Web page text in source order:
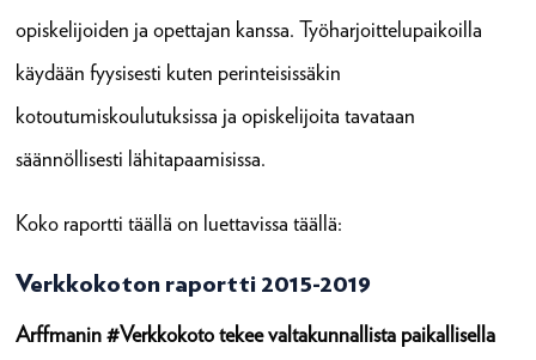
opiskelijoiden ja opettajan kanssa. Työharjoittelupaikoilla
käydään fyysisesti kuten perinteisissäkin
kotoutumiskoulutuksissa ja opiskelijoita tavataan
säännöllisesti lähitapaamisissa.
Koko raportti täällä on luettavissa täällä:
Verkkokoton raportti 2015-2019
Arffmanin #Verkkokoto tekee valtakunnallista paikallisella